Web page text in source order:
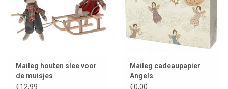
Maileg houten slee voor
de muisjes
€12,99
Maileg cadeaupapier
Angels
€0,00